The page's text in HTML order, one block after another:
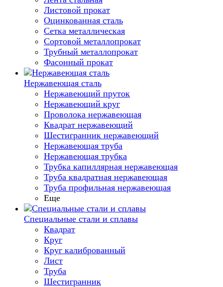
Листовой прокат
Оцинкованная сталь
Сетка металлическая
Сортовой металлопрокат
Трубный металлопрокат
Фасонный прокат
Нержавеющая сталь
Нержавеющий пруток
Нержавеющий круг
Проволока нержавеющая
Квадрат нержавеющий
Шестигранник нержавеющий
Нержавеющая труба
Нержавеющая трубка
Трубка капиллярная нержавеющая
Труба квадратная нержавеющая
Труба профильная нержавеющая
Еще
Специальные стали и сплавы
Квадрат
Круг
Круг калиброванный
Лист
Труба
Шестигранник